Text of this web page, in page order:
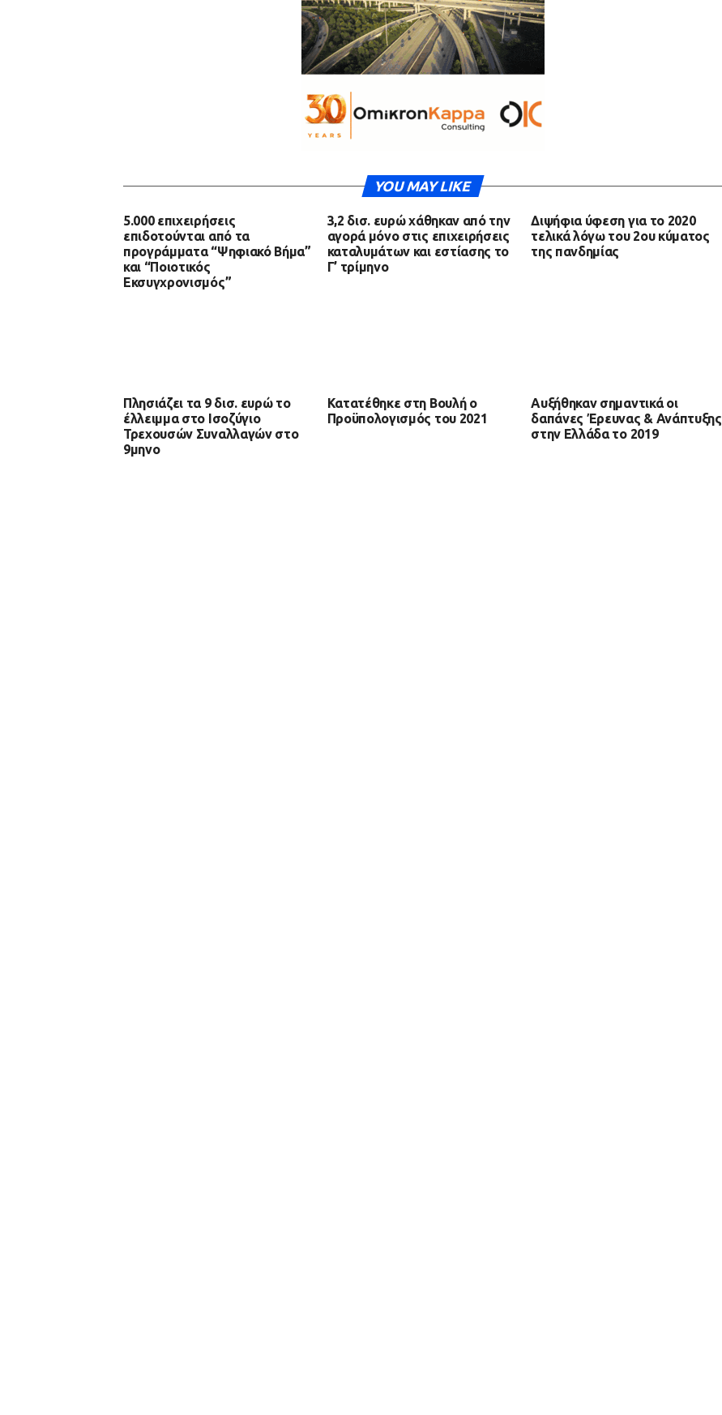
YOU MAY LIKE
5.000 επιχειρήσεις
επιδοτούνται από τα
προγράμματα “Ψηφιακό Βήμα”
και “Ποιοτικός
Εκσυγχρονισμός”
3,2 δισ. ευρώ χάθηκαν από την
αγορά μόνο στις επιχειρήσεις
καταλυμάτων και εστίασης το
Γ’ τρίμηνο
Διψήφια ύφεση για το 2020
τελικά λόγω του 2ου κύματος
της πανδημίας
Πλησιάζει τα 9 δισ. ευρώ το
έλλειμμα στο Ισοζύγιο
Τρεχουσών Συναλλαγών στο
9μηνο
Κατατέθηκε στη Βουλή ο
Προϋπολογισμός του 2021
Αυξήθηκαν σημαντικά οι
δαπάνες Έρευνας & Ανάπτυξης
στην Ελλάδα το 2019